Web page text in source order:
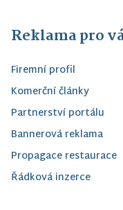
Reklama pro
Firemní profil
Komerční články
Partnerství portálu
Bannerová reklama
Propagace restaurace
Řádková inzerce